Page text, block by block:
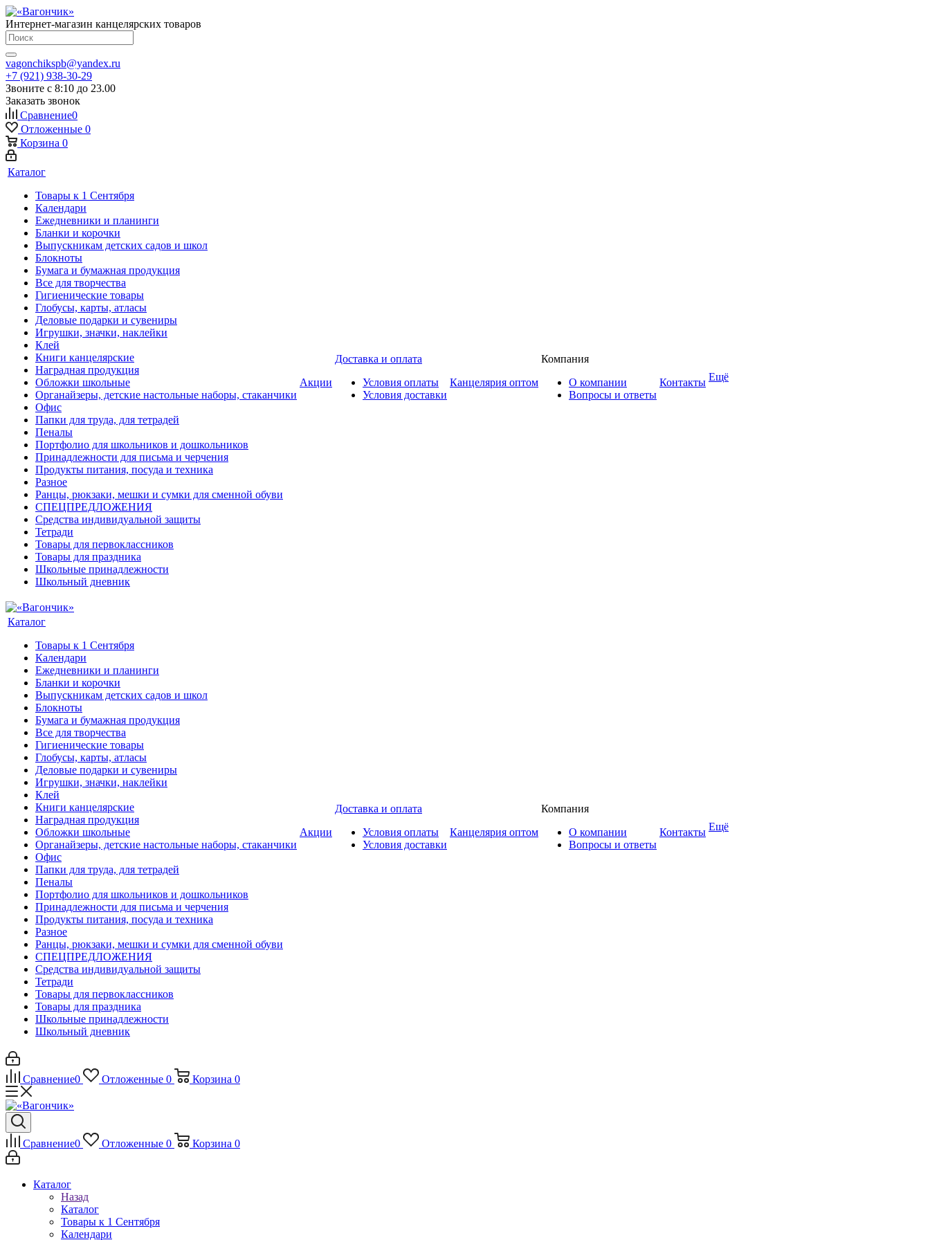
Интернет-магазин канцелярских товаров
vagonchikspb@yandex.ru
+7 (921) 938-30-29
Звоните с 8:10 до 23.00
Заказать звонок
Сравнение0
Отложенные 0
Корзина 0
Каталог
Товары к 1 Сентября
Календари
Ежедневники и планинги
Бланки и корочки
Выпускникам детских садов и школ
Блокноты
Бумага и бумажная продукция
Все для творчества
Гигиенические товары
Глобусы, карты, атласы
Деловые подарки и сувениры
Игрушки, значки, наклейки
Клей
Книги канцелярские
Наградная продукция
Обложки школьные
Органайзеры, детские настольные наборы, стаканчики
Офис
Папки для труда, для тетрадей
Пеналы
Портфолио для школьников и дошкольников
Принадлежности для письма и черчения
Продукты питания, посуда и техника
Разное
Ранцы, рюкзаки, мешки и сумки для сменной обуви
СПЕЦПРЕДЛОЖЕНИЯ
Средства индивидуальной защиты
Тетради
Товары для первоклассников
Товары для праздника
Школьные принадлежности
Школьный дневник
Акции
Доставка и оплата
Условия оплаты
Условия доставки
Канцелярия оптом
Компания
О компании
Вопросы и ответы
Контакты Ещё
Каталог
Товары к 1 Сентября
Календари
Ежедневники и планинги
Бланки и корочки
Выпускникам детских садов и школ
Блокноты
Бумага и бумажная продукция
Все для творчества
Гигиенические товары
Глобусы, карты, атласы
Деловые подарки и сувениры
Игрушки, значки, наклейки
Клей
Книги канцелярские
Наградная продукция
Обложки школьные
Органайзеры, детские настольные наборы, стаканчики
Офис
Папки для труда, для тетрадей
Пеналы
Портфолио для школьников и дошкольников
Принадлежности для письма и черчения
Продукты питания, посуда и техника
Разное
Ранцы, рюкзаки, мешки и сумки для сменной обуви
СПЕЦПРЕДЛОЖЕНИЯ
Средства индивидуальной защиты
Тетради
Товары для первоклассников
Товары для праздника
Школьные принадлежности
Школьный дневник
Акции
Доставка и оплата
Условия оплаты
Условия доставки
Канцелярия оптом
Компания
О компании
Вопросы и ответы
Контакты Ещё
Сравнение0 Отложенные 0 Корзина 0
Сравнение0 Отложенные 0 Корзина 0
Каталог
Назад
Каталог
Товары к 1 Сентября
Календари